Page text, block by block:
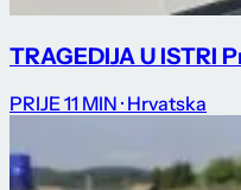
TRAGEDIJA U ISTRI
PRIJE 11 MIN · Hrvatska